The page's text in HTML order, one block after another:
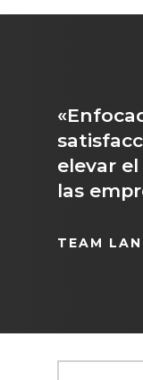
elevar
las
TEAM